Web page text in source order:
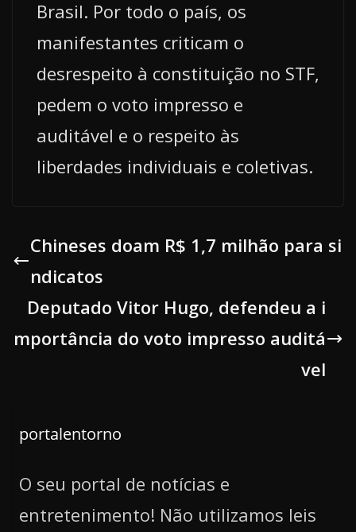
Brasil. Por todo o país, os
manifestantes criticam o
desrespeito à constituição no STF,
pedem o voto impresso e
auditável e o respeito às
liberdades individuais e coletivas.
Chineses doam R$ 1,7 milhão para si
ndicatos
Deputado Vitor Hugo, defendeu a i
mportância do voto impresso auditá
vel
portalentorno
O seu portal de notícias e
entretenimento! Não utilizamos leis